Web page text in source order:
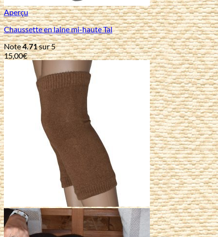
Aperçu
Chaussette en laine mi-haute Tal
Note4.71sur 5
15,00€